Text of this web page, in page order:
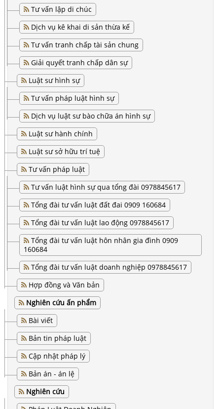
Tư vấn lập di chúc
Dịch vụ kê khai di sản thừa kế
Tư vấn tranh chấp tài sản chung
Giải quyết tranh chấp dân sự
Luật sư hình sự
Tư vấn pháp luật hình sự
Dịch vụ luật sư bào chữa án hình sự
Luật sư hành chính
Luật sư sở hữu trí tuệ
Tư vấn pháp luật
Tư vấn luật hình sự qua tổng đài 0978845617
Tổng đài tư vấn luật đất đai 0909 160684
Tổng đài tư vấn luật lao động 0978845617
Tổng đài tư vấn luật hôn nhân gia đình 0909
160684
Tổng đài tư vấn luật doanh nghiệp 0978845617
Hợp đồng và Văn bản
Nghiên cứu ấn phẩm
Bài viết
Bản tin pháp luật
Cập nhật pháp lý
Bản án - án lệ
Nghiên cứu